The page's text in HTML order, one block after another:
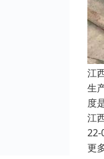
江
生
度
江
22-
更